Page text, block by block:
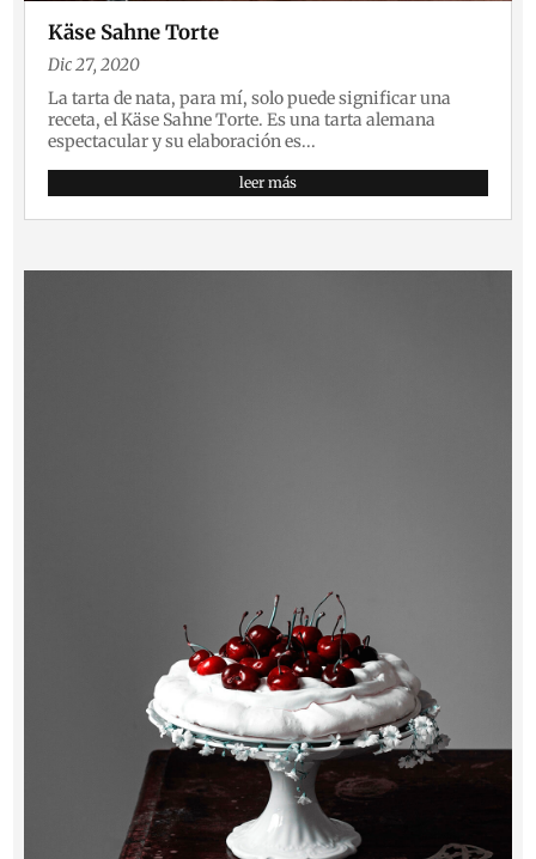
Käse Sahne Torte
Dic 27, 2020
La tarta de nata, para mí, solo puede significar una
receta, el Käse Sahne Torte. Es una tarta alemana
espectacular y su elaboración es...
leer más